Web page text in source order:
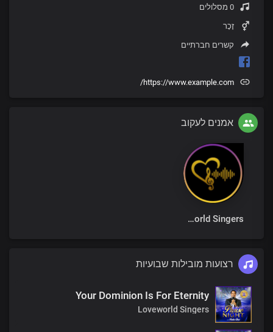
זָכָר
קשרים חברתיים
https://www.example.com/
אמנים לעקוב
Loveworld Singers
רצועות מובילות שבועיות
Your Dominion Is For Eternity
Loveworld Singers